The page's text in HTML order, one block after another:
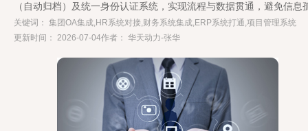
（自动归档）及统一身份认证系统，实现流程与数据贯通，避免信息
岛。
关键词： 集团OA集成,HR系统对接,财务系统集成,ERP系统打通,项目管理系统
更新时间： 2026-07-04作者： 华天动力-张华